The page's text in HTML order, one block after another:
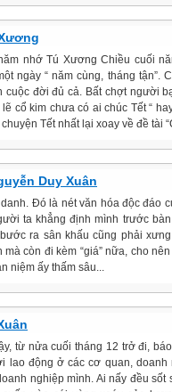
nhớ Tú Xương Chiều cuối
ngày “ năm cùng, tháng tận”.
cuộc đời đủ cả. Bất chợt người
cổ kim chưa có ai chúc Tết “
Tết nhất lại xoay về đề tài
Duy Xuân
Đó là nét văn hóa độc đáo
ta khẳng định mình trước
ra sân khấu cũng phải
còn đi kèm “giá” nữa, cho
niệm ấy thấm sâu...
từ nửa cuối tháng 12 trở đi,
lao động ở các cơ quan, doanh
nghiệp mình. Ai nấy đều